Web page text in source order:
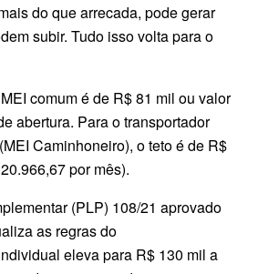
do que arrecada, pode gerar
subir. Tudo isso volta para o
comum é de R$ 81 mil ou valor
abertura. Para o transportador
Caminhoneiro), o teto é de R$
por mês).
(PLP) 108/21 aprovado
as regras do
eleva para R$ 130 mil a